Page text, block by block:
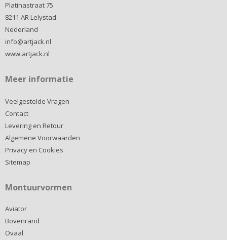
Platinastraat 75
8211 AR Lelystad
Nederland
info@artjack.nl
www.artjack.nl
Meer informatie
Veelgestelde Vragen
Contact
Levering en Retour
Algemene Voorwaarden
Privacy en Cookies
Sitemap
Montuurvormen
Aviator
Bovenrand
Ovaal